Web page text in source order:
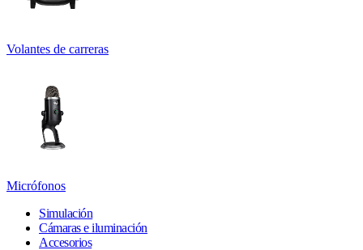
Volantes de carreras
Micrófonos
Simulación
Cámaras e iluminación
Accesorios